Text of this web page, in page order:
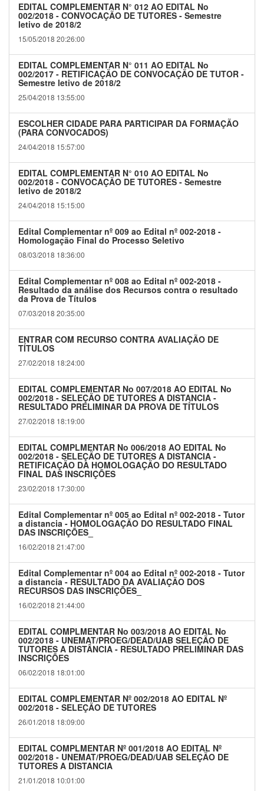
EDITAL COMPLEMENTAR N° 012 AO EDITAL No
002/2018 - CONVOCAÇÃO DE TUTORES - Semestre
letivo de 2018/2
15/05/2018 20:26:00
EDITAL COMPLEMENTAR N° 011 AO EDITAL No
002/2017 - RETIFICAÇÃO DE CONVOCAÇÃO DE TUTOR -
Semestre letivo de 2018/2
25/04/2018 13:55:00
ESCOLHER CIDADE PARA PARTICIPAR DA FORMAÇÃO
(PARA CONVOCADOS)
24/04/2018 15:57:00
EDITAL COMPLEMENTAR N° 010 AO EDITAL No
002/2018 - CONVOCAÇÃO DE TUTORES - Semestre
letivo de 2018/2
24/04/2018 15:15:00
Edital Complementar nº 009 ao Edital nº 002-2018 -
Homologação Final do Processo Seletivo
08/03/2018 18:36:00
Edital Complementar nº 008 ao Edital nº 002-2018 -
Resultado da análise dos Recursos contra o resultado
da Prova de Títulos
07/03/2018 20:35:00
ENTRAR COM RECURSO CONTRA AVALIAÇÃO DE
TÍTULOS
27/02/2018 18:24:00
EDITAL COMPLEMENTAR No 007/2018 AO EDITAL No
002/2018 - SELEÇÃO DE TUTORES A DISTANCIA -
RESULTADO PRELIMINAR DA PROVA DE TÍTULOS
27/02/2018 18:19:00
EDITAL COMPLMENTAR No 006/2018 AO EDITAL No
002/2018 - SELEÇÃO DE TUTORES A DISTANCIA -
RETIFICAÇÃO DA HOMOLOGAÇÃO DO RESULTADO
FINAL DAS INSCRIÇÕES
23/02/2018 17:30:00
Edital Complementar nº 005 ao Edital nº 002-2018 - Tutor
a distancia - HOMOLOGAÇÃO DO RESULTADO FINAL
DAS INSCRIÇÕES_
16/02/2018 21:47:00
Edital Complementar nº 004 ao Edital nº 002-2018 - Tutor
a distancia - RESULTADO DA AVALIAÇÃO DOS
RECURSOS DAS INSCRIÇÕES_
16/02/2018 21:44:00
EDITAL COMPLMENTAR No 003/2018 AO EDITAL No
002/2018 - UNEMAT/PROEG/DEAD/UAB SELEÇÃO DE
TUTORES A DISTÂNCIA - RESULTADO PRELIMINAR DAS
INSCRIÇÕES
06/02/2018 18:01:00
EDITAL COMPLEMENTAR Nº 002/2018 AO EDITAL Nº
002/2018 - SELEÇÃO DE TUTORES
26/01/2018 18:09:00
EDITAL COMPLMENTAR Nº 001/2018 AO EDITAL Nº
002/2018 - UNEMAT/PROEG/DEAD/UAB SELEÇÃO DE
TUTORES A DISTANCIA
21/01/2018 10:01:00